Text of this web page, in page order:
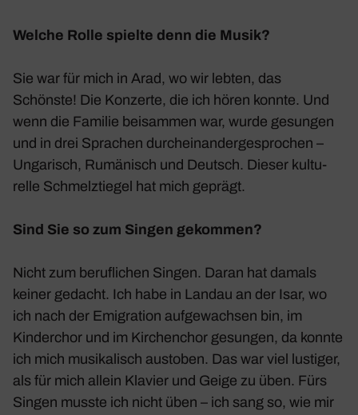
Welche Rolle spielte denn die Musik?
Sie war für mich in Arad, wo wir lebten, das
Schönste! Die Konzerte, die ich hören konnte. Und
wenn die Familie bei­sammen war, wurde gesungen
und in drei Spra­chen durch­ein­an­der­ge­spro­chen –
Unga­risch, Rumä­nisch und Deutsch. Dieser kultu­
relle Schmelz­tiegel hat mich geprägt.
Sind Sie so zum Singen gekommen?
Nicht zum beruf­li­chen Singen. Daran hat damals
keiner gedacht. Ich habe in Landau an der Isar, wo
ich nach der Emigra­tion aufge­wachsen bin, im
Kinder­chor und im Kirchen­chor gesungen, da konnte
ich mich musi­ka­lisch austoben. Das war viel lustiger,
als für mich allein Klavier und Geige zu üben. Fürs
Singen musste ich nicht üben – ich sang so, wie mir